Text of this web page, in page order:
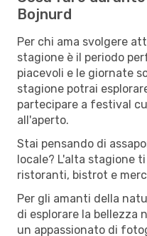
Bojnurd
Per chi ama svolgere
stagione è il periodo
piacevoli e le giornate
stagione potrai
partecipare a festival
all'aperto.
Stai pensando di
locale? L'alta stagione
ristoranti, bistrot e
Per gli amanti della
di esplorare la bellezza
un appassionato di